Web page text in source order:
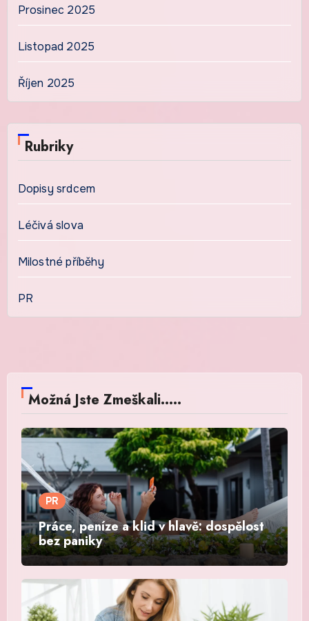
Prosinec 2025
Listopad 2025
Říjen 2025
Rubriky
Dopisy srdcem
Léčivá slova
Milostné příběhy
PR
Možná Jste Zmeškali.....
PR
Práce, peníze a klid v hlavě: dospělost
bez paniky